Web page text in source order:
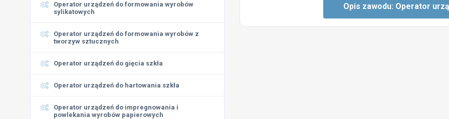
Operator urządzeń do formowania wyrobów
sylikatowych
Operator urządzeń do formowania wyrobów z
tworzyw sztucznych
Operator urządzeń do gięcia szkła
Operator urządzeń do hartowania szkła
Operator urządzeń do impregnowania i
powlekania wyrobów papierowych
Opis zawodu: Operator